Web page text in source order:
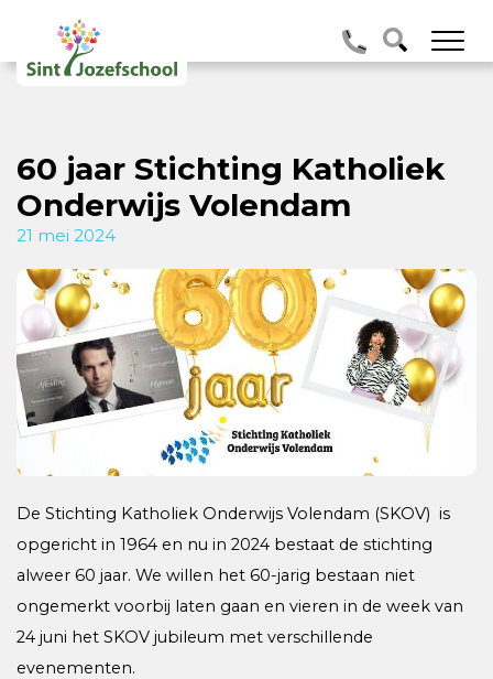
60 jaar Stichting Katholiek
Onderwijs Volendam
21 mei 2024
De Stichting Katholiek Onderwijs Volendam (SKOV) is
opgericht in 1964 en nu in 2024 bestaat de stichting
alweer 60 jaar. We willen het 60-jarig bestaan niet
ongemerkt voorbij laten gaan en vieren in de week van
24 juni het SKOV jubileum met verschillende
evenementen.